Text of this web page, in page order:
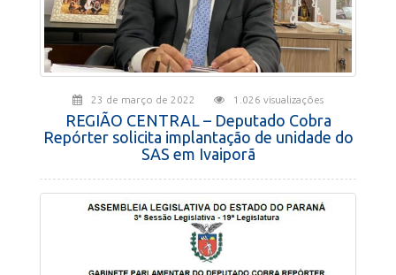
23 de março de 2022 1.026 visualizações
REGIÃO CENTRAL – Deputado Cobra
Repórter solicita implantação de unidade do
SAS em Ivaiporã